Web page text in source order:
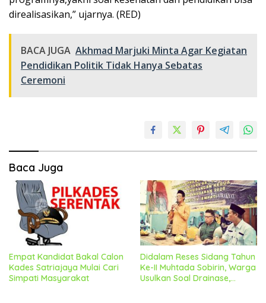
direalisasikan,” ujarnya. (RED)
BACA JUGA Akhmad Marjuki Minta Agar Kegiatan
Pendidikan Politik Tidak Hanya Sebatas
Ceremoni
Baca Juga
Empat Kandidat Bakal Calon
Kades Satriajaya Mulai Cari
Simpati Masyarakat
Didalam Reses Sidang Tahun
Ke-II Muhtada Sobirin, Warga
Usulkan Soal Drainase,